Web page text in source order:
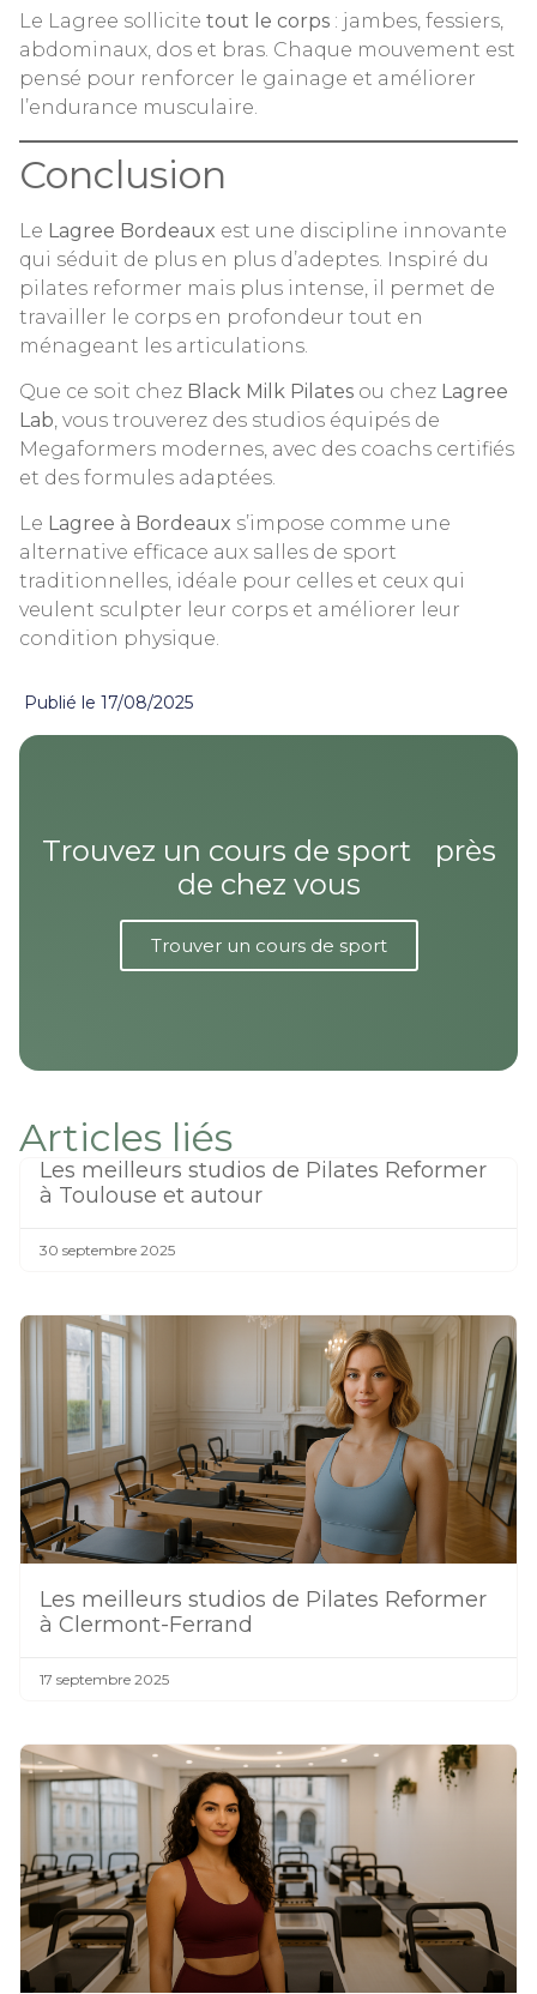
Le Lagree sollicite tout le corps : jambes, fessiers,
abdominaux, dos et bras. Chaque mouvement est
pensé pour renforcer le gainage et améliorer
l’endurance musculaire.
Conclusion
Le Lagree Bordeaux est une discipline innovante
qui séduit de plus en plus d’adeptes. Inspiré du
pilates reformer mais plus intense, il permet de
travailler le corps en profondeur tout en
ménageant les articulations.
Que ce soit chez Black Milk Pilates ou chez Lagree
Lab, vous trouverez des studios équipés de
Megaformers modernes, avec des coachs certifiés
et des formules adaptées.
Le Lagree à Bordeaux s’impose comme une
alternative efficace aux salles de sport
traditionnelles, idéale pour celles et ceux qui
veulent sculpter leur corps et améliorer leur
condition physique.
Publié le 17/08/2025
Trouvez un cours de sport près
de chez vous
Trouver un cours de sport
Articles liés
Les meilleurs studios de Pilates Reformer
à Toulouse et autour
30 septembre 2025
Les meilleurs studios de Pilates Reformer
à Clermont-Ferrand
17 septembre 2025